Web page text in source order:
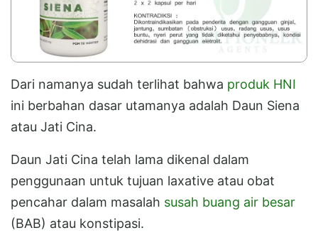
Dari namanya sudah terlihat bahwa produk HNI
ini berbahan dasar utamanya adalah Daun Siena
atau Jati Cina.
Daun Jati Cina telah lama dikenal dalam
penggunaan untuk tujuan laxative atau obat
pencahar dalam masalah susah buang air besar
(BAB) atau konstipasi.